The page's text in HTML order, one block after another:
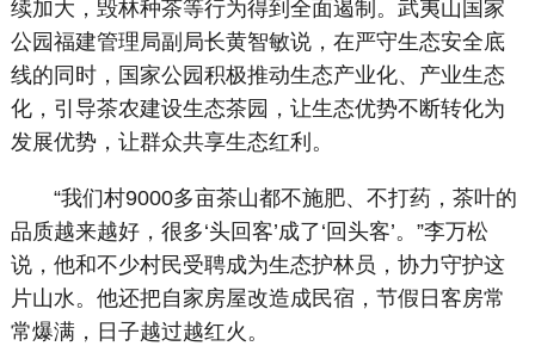
续加大，毁林种茶等行为得到全面遏制。武夷山国家
公园福建管理局副局长黄智敏说，在严守生态安全底
线的同时，国家公园积极推动生态产业化、产业生态
化，引导茶农建设生态茶园，让生态优势不断转化为
发展优势，让群众共享生态红利。
“我们村9000多亩茶山都不施肥、不打药，茶叶的
品质越来越好，很多‘头回客’成了‘回头客’。”李万松
说，他和不少村民受聘成为生态护林员，协力守护这
片山水。他还把自家房屋改造成民宿，节假日客房常
常爆满，日子越过越红火。